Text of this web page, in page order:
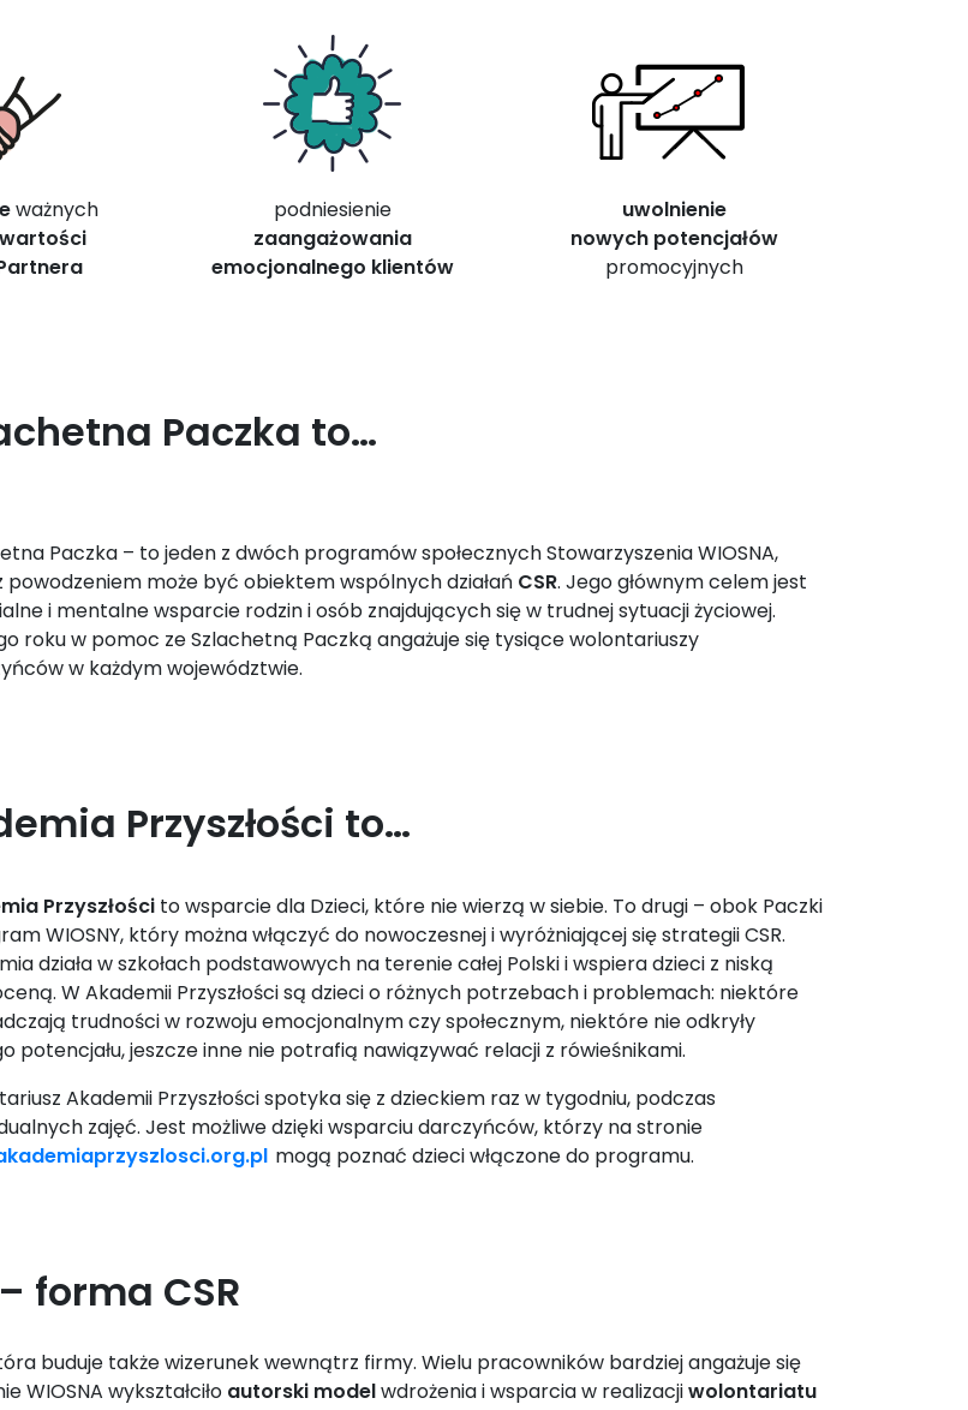
ważnych
wartości
podniesienie
zaangażowania
emocjonalnego klientów
uwolnienie
nowych potencjałów
promocyjnych
Paczka to…
Paczka – to jeden z dwóch programów społecznych Stowarzyszenia WIOSNA,
powodzeniem może być obiektem wspólnych działań CSR. Jego głównym celem jest
i mentalne wsparcie rodzin i osób znajdujących się w trudnej sytuacji życiowej.
roku w pomoc ze Szlachetną Paczką angażuje się tysiące wolontariuszy
w każdym województwie.
Przyszłości to…
Przyszłościto wsparcie dla Dzieci, które nie wierzą w siebie. To drugi – obok Paczki
WIOSNY, który można włączyć do nowoczesnej i wyróżniającej się strategii CSR.
działa w szkołach podstawowych na terenie całej Polski i wspiera dzieci z niską
W Akademii Przyszłości są dzieci o różnych potrzebach i problemach: niektóre
trudności w rozwoju emocjonalnym czy społecznym, niektóre nie odkryły
potencjału, jeszcze inne nie potrafią nawiązywać relacji z rówieśnikami.
Akademii Przyszłości spotyka się z dzieckiem raz w tygodniu, podczas
zajęć. Jest możliwe dzięki wsparciu darczyńców, którzy na stronie
mogą poznać dzieci włączone do programu.
forma CSR
buduje także wizerunek wewnątrz firmy. Wielu pracowników bardziej angażuje się
WIOSNA wykształciło autorski modelwdrożenia i wsparcia w realizacjiwolontariatu